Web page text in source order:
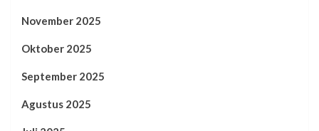
November 2025
Oktober 2025
September 2025
Agustus 2025